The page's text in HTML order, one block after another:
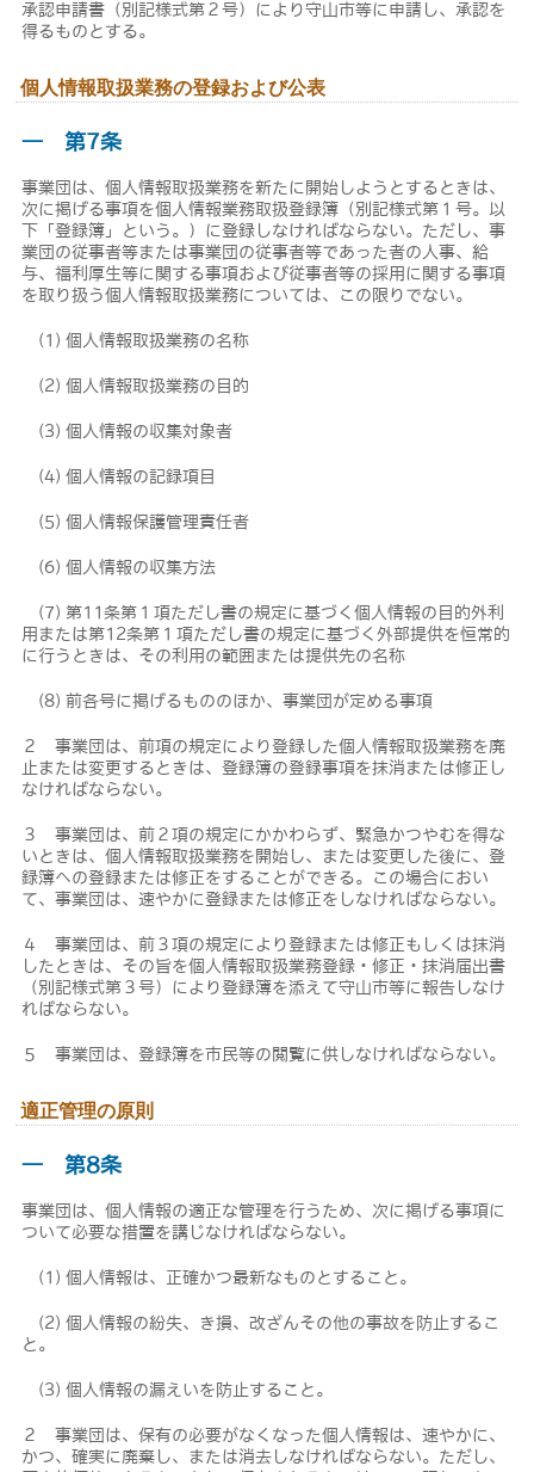
承認申請書（別記様式第２号）により守山市等に申請し、承認を
得るものとする。
個人情報取扱業務の登録および公表
― 第7条
事業団は、個人情報取扱業務を新たに開始しようとするときは、
次に掲げる事項を個人情報業務取扱登録簿（別記様式第１号。以
下「登録簿」という。）に登録しなければならない。ただし、事
業団の従事者等または事業団の従事者等であった者の人事、給
与、福利厚生等に関する事項および従事者等の採用に関する事項
を取り扱う個人情報取扱業務については、この限りでない。
(1) 個人情報取扱業務の名称
(2) 個人情報取扱業務の目的
(3) 個人情報の収集対象者
(4) 個人情報の記録項目
(5) 個人情報保護管理責任者
(6) 個人情報の収集方法
(7) 第11条第１項ただし書の規定に基づく個人情報の目的外利
用または第12条第１項ただし書の規定に基づく外部提供を恒常的
に行うときは、その利用の範囲または提供先の名称
(8) 前各号に掲げるもののほか、事業団が定める事項
２ 事業団は、前項の規定により登録した個人情報取扱業務を廃
止または変更するときは、登録簿の登録事項を抹消または修正し
なければならない。
３ 事業団は、前２項の規定にかかわらず、緊急かつやむを得な
いときは、個人情報取扱業務を開始し、または変更した後に、登
録簿への登録または修正をすることができる。この場合におい
て、事業団は、速やかに登録または修正をしなければならない。
４ 事業団は、前３項の規定により登録または修正もしくは抹消
したときは、その旨を個人情報取扱業務登録・修正・抹消届出書
（別記様式第３号）により登録簿を添えて守山市等に報告しなけ
ればならない。
５ 事業団は、登録簿を市民等の閲覧に供しなければならない。
適正管理の原則
― 第8条
事業団は、個人情報の適正な管理を行うため、次に掲げる事項に
ついて必要な措置を講じなければならない。
(1) 個人情報は、正確かつ最新なものとすること。
(2) 個人情報の紛失、き損、改ざんその他の事故を防止するこ
と。
(3) 個人情報の漏えいを防止すること。
２ 事業団は、保有の必要がなくなった個人情報は、速やかに、
かつ、確実に廃棄し、または消去しなければならない。ただし、